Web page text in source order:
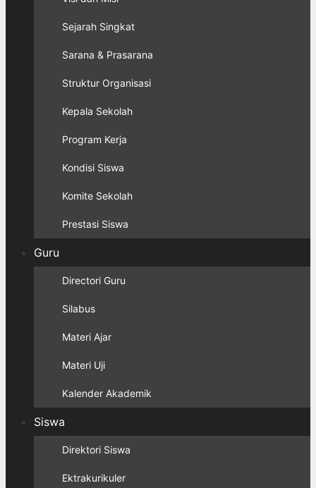
Sejarah Singkat
Sarana & Prasarana
Struktur Organisasi
Kepala Sekolah
Program Kerja
Kondisi Siswa
Komite Sekolah
Prestasi Siswa
Guru
Directori Guru
Silabus
Materi Ajar
Materi Uji
Kalender Akademik
Siswa
Direktori Siswa
Ektrakurikuler